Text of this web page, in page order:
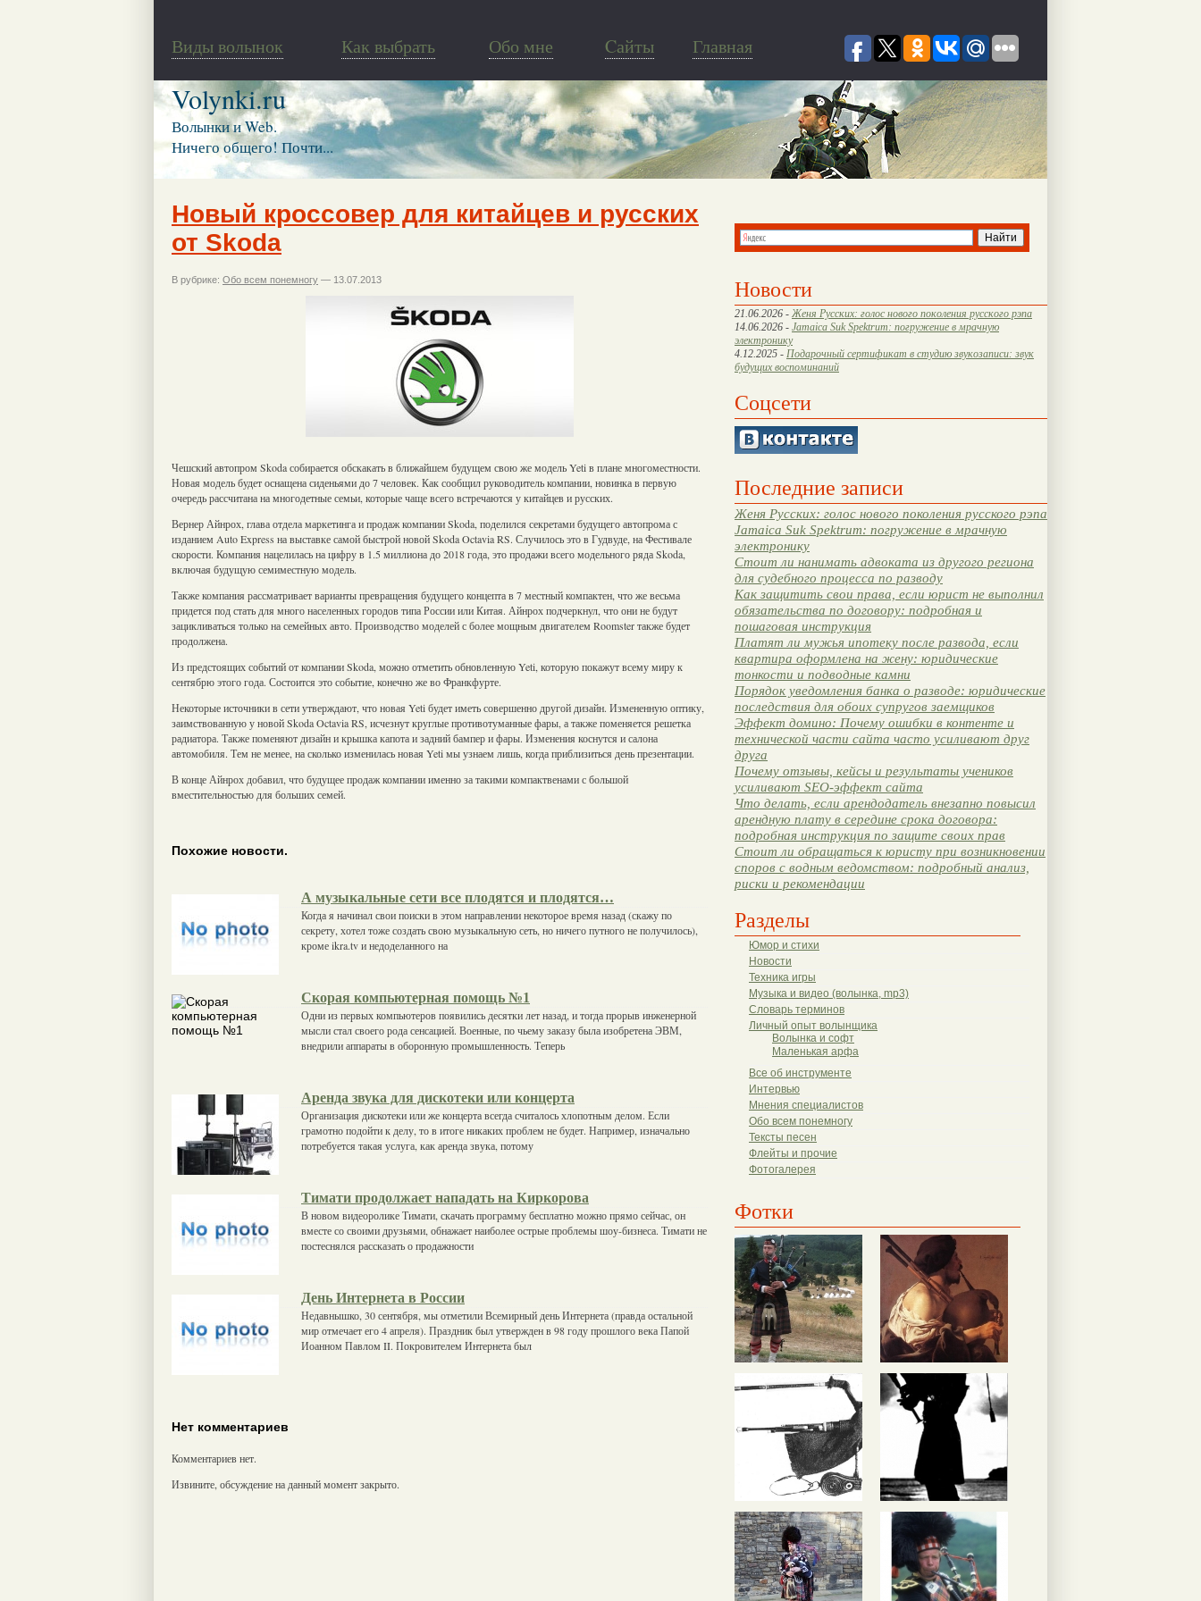
Виды волынок Как выбрать Обо мне Cайты Главная
Volynki.ru
Волынки и Web.
Ничего общего! Почти...
Новости
21.06.2026 - Женя Русских: голос нового поколения русского рэпа
14.06.2026 - Jamaica Suk Spektrum: погружение в мрачную
электронику
4.12.2025 - Подарочный сертификат в студию звукозаписи: звук
будущих воспоминаний
Соцсети
Последние записи
Женя Русских: голос нового поколения русского рэпа
Jamaica Suk Spektrum: погружение в мрачную
электронику
Стоит ли нанимать адвоката из другого региона
для судебного процесса по разводу
Как защитить свои права, если юрист не выполнил
обязательства по договору: подробная и
пошаговая инструкция
Платят ли мужья ипотеку после развода, если
квартира оформлена на жену: юридические
тонкости и подводные камни
Порядок уведомления банка о разводе: юридические
последствия для обоих супругов заемщиков
Эффект домино: Почему ошибки в контенте и
технической части сайта часто усиливают друг
друга
Почему отзывы, кейсы и результаты учеников
усиливают SEO-эффект сайта
Что делать, если арендодатель внезапно повысил
арендную плату в середине срока договора:
подробная инструкция по защите своих прав
Стоит ли обращаться к юристу при возникновении
споров с водным ведомством: подробный анализ,
риски и рекомендации
Разделы
Юмор и стихи
Новости
Техника игры
Музыка и видео (волынка, mp3)
Словарь терминов
Личный опыт волынщика
Волынка и софт
Маленькая арфа
Все об инструменте
Интервью
Мнения специалистов
Обо всем понемногу
Тексты песен
Флейты и прочие
Фотогалерея
Фотки
Новый кроссовер для китайцев и русских
от Skoda
В рубрике: Обо всем понемногу — 13.07.2013
Чешский автопром Skoda собирается обскакать в ближайшем будущем свою же модель Yeti в плане многоместности.
Новая модель будет оснащена сиденьями до 7 человек. Как сообщил руководитель компании, новинка в первую
очередь рассчитана на многодетные семьи, которые чаще всего встречаются у китайцев и русских.
Вернер Айнрох, глава отдела маркетинга и продаж компании Skoda, поделился секретами будущего автопрома с
изданием Auto Express на выставке самой быстрой новой Skoda Octavia RS. Случилось это в Гудвуде, на Фестивале
скорости. Компания нацелилась на цифру в 1.5 миллиона до 2018 года, это продажи всего модельного ряда Skoda,
включая будущую семиместную модель.
Также компания рассматривает варианты превращения будущего концепта в 7 местный компактен, что же весьма
придется под стать для много населенных городов типа России или Китая. Айнрох подчеркнул, что они не будут
зацикливаться только на семейных авто. Производство моделей с более мощным двигателем Roomster также будет
продолжена.
Из предстоящих событий от компании Skoda, можно отметить обновленную Yeti, которую покажут всему миру к
сентябрю этого года. Состоится это событие, конечно же во Франкфурте.
Некоторые источники в сети утверждают, что новая Yeti будет иметь совершенно другой дизайн. Измененную оптику,
заимствованную у новой Skoda Octavia RS, исчезнут круглые противотуманные фары, а также поменяется решетка
радиатора. Также поменяют дизайн и крышка капота и задний бампер и фары. Изменения коснутся и салона
автомобиля. Тем не менее, на сколько изменилась новая Yeti мы узнаем лишь, когда приблизиться день презентации.
В конце Айнрох добавил, что будущее продаж компании именно за такими компактвенами с большой
вместительностью для больших семей.
Похожие новости.
А музыкальные сети все плодятся и плодятся…
Когда я начинал свои поиски в этом направлении некоторое время назад (скажу по
секрету, хотел тоже создать свою музыкальную сеть, но ничего путного не получилось),
кроме ikra.tv и недоделанного на
Скорая компьютерная помощь №1
Одни из первых компьютеров появились десятки лет назад, и тогда прорыв инженерной
мысли стал своего рода сенсацией. Военные, по чьему заказу была изобретена ЭВМ,
внедрили аппараты в оборонную промышленность. Теперь
Аренда звука для дискотеки или концерта
Организация дискотеки или же концерта всегда считалось хлопотным делом. Если
грамотно подойти к делу, то в итоге никаких проблем не будет. Например, изначально
потребуется такая услуга, как аренда звука, потому
Тимати продолжает нападать на Киркорова
В новом видеоролике Тимати, скачать программу бесплатно можно прямо сейчас, он
вместе со своими друзьями, обнажает наиболее острые проблемы шоу-бизнеса. Тимати не
постеснялся рассказать о продажности
День Интернета в России
Недавнышко, 30 сентября, мы отметили Всемирный день Интернета (правда остальной
мир отмечает его 4 апреля). Праздник был утвержден в 98 году прошлого века Папой
Иоанном Павлом II. Покровителем Интернета был
Нет комментариев
Комментариев нет.
Извините, обсуждение на данный момент закрыто.